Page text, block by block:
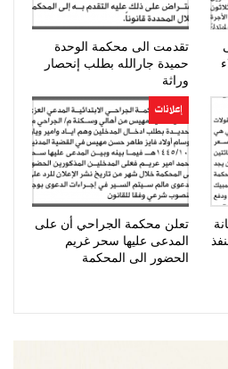
تقدمت الى محكمة الوحدة
حميدة جارالله بطلب إنحصار
وراثة
إعلانات
تعلن محكمة الجراحي أن على
المدعى عليها سحر غريم
الحضور الى المحكمة